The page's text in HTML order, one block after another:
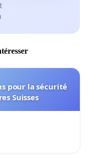
pour la sécurité
Suisses